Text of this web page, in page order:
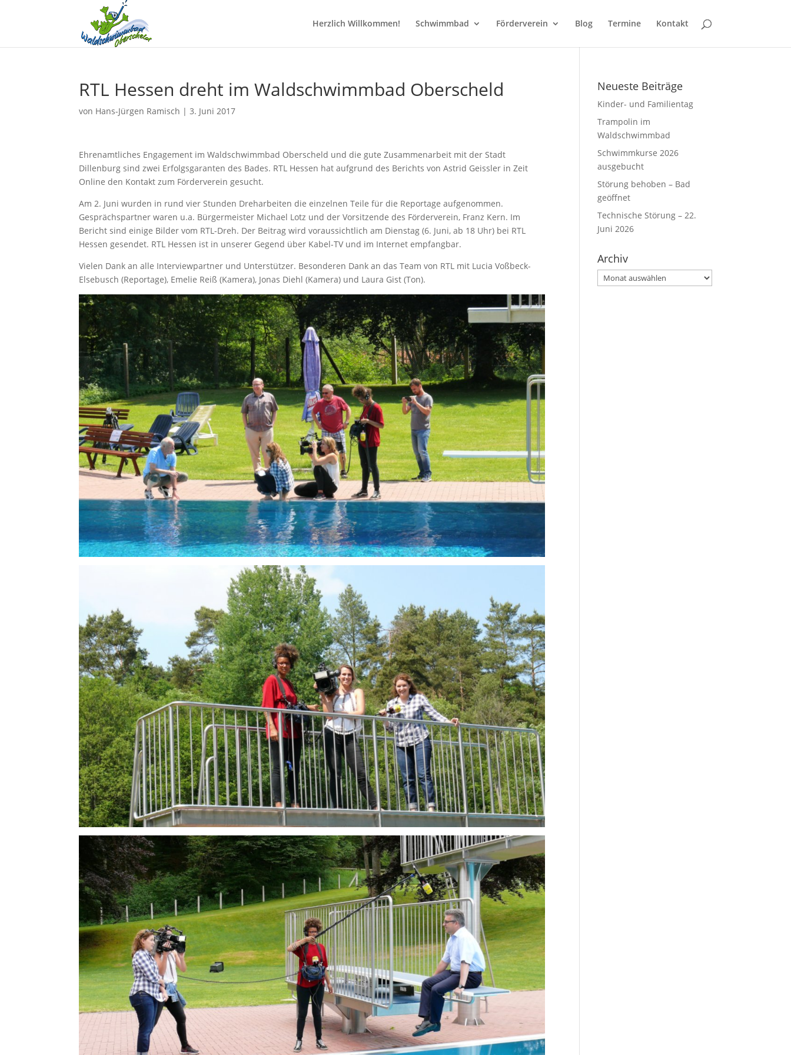
Herzlich Willkommen! Schwimmbad Förderverein Blog Termine Kontakt
RTL Hessen dreht im Waldschwimmbad Oberscheld
von Hans-Jürgen Ramisch |3. Juni 2017
Ehrenamtliches Engagement im Waldschwimmbad Oberscheld und die gute Zusammenarbeit mit der Stadt
Dillenburg sind zwei Erfolgsgaranten des Bades. RTL Hessen hat aufgrund des Berichts von Astrid Geissler in Zeit
Online den Kontakt zum Förderverein gesucht.
Am 2. Juni wurden in rund vier Stunden Dreharbeiten die einzelnen Teile für die Reportage aufgenommen.
Gesprächspartner waren u.a. Bürgermeister Michael Lotz und der Vorsitzende des Förderverein, Franz Kern. Im
Bericht sind einige Bilder vom RTL-Dreh. Der Beitrag wird voraussichtlich am Dienstag (6. Juni, ab 18 Uhr) bei RTL
Hessen gesendet. RTL Hessen ist in unserer Gegend über Kabel-TV und im Internet empfangbar.
Vielen Dank an alle Interviewpartner und Unterstützer. Besonderen Dank an das Team von RTL mit Lucia Voßbeck-
Elsebusch (Reportage), Emelie Reiß (Kamera), Jonas Diehl (Kamera) und Laura Gist (Ton).
Neueste Beiträge
Kinder- und Familientag
Trampolin im
Waldschwimmbad
Schwimmkurse 2026
ausgebucht
Störung behoben – Bad
geöffnet
Technische Störung – 22.
Juni 2026
Archiv
Archiv